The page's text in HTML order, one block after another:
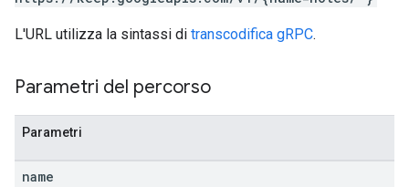
L'URL utilizza la sintassi di transcodifica gRPC.
Parametri del percorso
Parametri
name